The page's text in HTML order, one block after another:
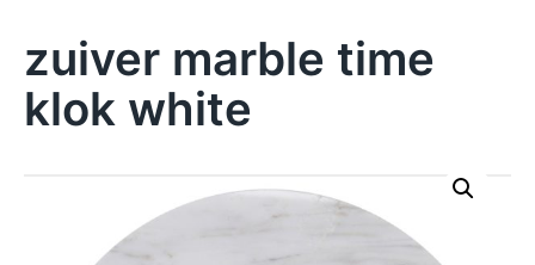
zuiver marble time
klok white